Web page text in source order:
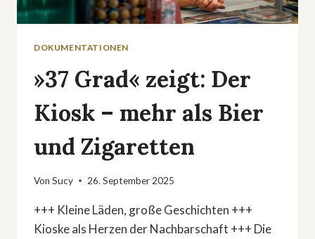
DOKUMENTATIONEN
»37 Grad« zeigt: Der
Kiosk – mehr als Bier
und Zigaretten
Von Sucy 26. September 2025
+++ Kleine Läden, große Geschichten +++
Kioske als Herzen der Nachbarschaft +++ Die